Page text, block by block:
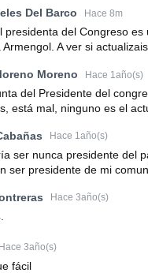
Del Barco Hace 8m
presidenta del Congreso es
Armengol. A ver si
Moreno Hace 1año(s)
del Presidente del
está mal, ninguno es el
Hace 1año(s)
ser nunca presidente del
ser presidente de mi
Hace 3año(s)
Hace 3año(s)
fácil